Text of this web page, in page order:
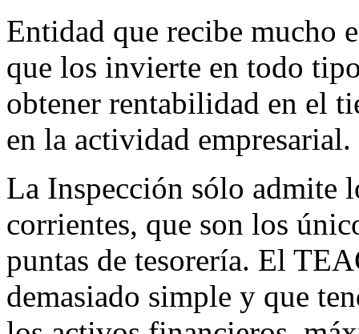
Entidad que recibe mucho
que los invierte en todo
obtener rentabilidad en el
en la actividad empresarial.
La Inspección sólo admite
corrientes, que son los
puntas de tesorería. El
demasiado simple y que